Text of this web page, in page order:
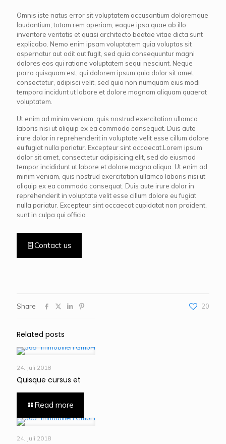
Omnis iste natus error sit voluptatem accusantium doloremque
laudantium, totam rem aperiam, eaque ipsa quae ab illo
inventore veritatis et quasi architecto beatae vitae dicta sunt
explicabo. Nemo enim ipsam voluptatem quia voluptas sit
aspernatur aut odit aut fugit, sed quia consequuntur magni
dolores eos qui ratione voluptatem sequi nesciunt. Neque
porro quisquam est, qui dolorem ipsum quia dolor sit amet,
consectetur, adipisci velit, sed quia non numquam eius modi
tempora incidunt ut labore et dolore magnam aliquam quaerat
voluptatem.
Ut enim ad minim veniam, quis nostrud exercitation ullamco
laboris nisi ut aliquip ex ea commodo consequat. Duis aute
irure dolor in reprehenderit in voluptate velit esse cillum dolore
eu fugiat nulla pariatur. Excepteur sint occaecat.Lorem ipsum
dolor sit amet, consectetur adipisicing elit, sed do eiusmod
tempor incididunt ut labore et dolore magna aliqua. Ut enim ad
minim veniam, quis nostrud exercitation ullamco laboris nisi ut
aliquip ex ea commodo consequat. Duis aute irure dolor in
reprehenderit in voluptate velit esse cillum dolore eu fugiat
nulla pariatur. Excepteur sint occaecat cupidatat non proident,
sunt in culpa qui officia .
Contact us
Share 20
Related posts
24. Juli 2018
Quisque cursus et
Read more
24. Juli 2018